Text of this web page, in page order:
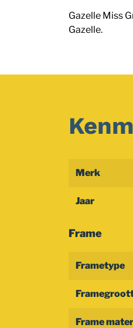
Gazelle Miss
Gazelle.
Merk
Jaar
Frame
Frametype
Frame